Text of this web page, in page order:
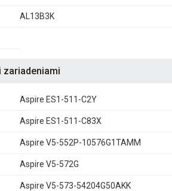
AL13B3K
zariadeniami
Aspire ES1-511-C2Y
Aspire ES1-511-C83X
Aspire V5-552P-10576G1TAMM
Aspire V5-572G
Aspire V5-573-54204G50AKK